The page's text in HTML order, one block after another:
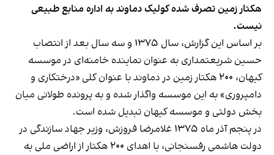
هکتار زمین تصرف شده کولیک دماوند به اداره منابع طبیعی
نیست.
بر اساس این گزارش، سال ۱۳۷۵ و سه سال بعد از انتصاب
حسین شریعتمداری به عنوان نماینده خامنه‌ای در موسسه
کیهان، ۲۰۰ هکتار زمین در دماوند با عنوان کلی «درختکاری و
دامپروری» به این موسسه واگذار شده و به پرونده طولانی میان
بخش دولتی و موسسه کیهان تبدیل شده است.
در پنجم آذر ماه ۱۳۷۵ غلامرضا فروزش، وزیر جهاد سازندگی در
دولت هاشمی رفسنجانی، با اهدای ۲۰۰ هکتار از اراضی ملی به